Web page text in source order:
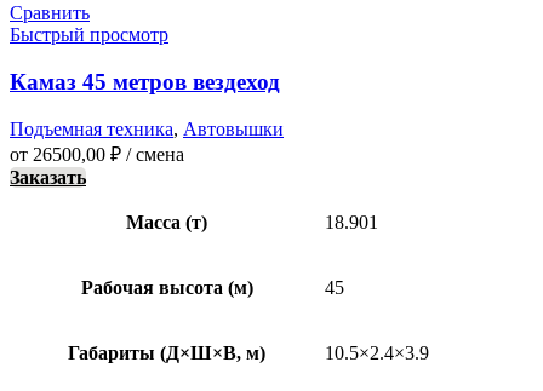
Сравнить
Быстрый просмотр
Камаз 45 метров вездеход
Подъемная техника, Автовышки
от 26500,00 ₽ / смена
Заказать
Масса (т) 18.901
Рабочая высота (м) 45
Габариты (Д×Ш×В, м) 10.5×2.4×3.9